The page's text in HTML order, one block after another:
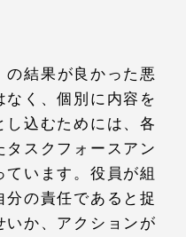
結果が良かった悪
なく、個別に内容を
し込むためには、各
タスクフォースアン
います。役員が組
の責任であると捉
いか、アクションが